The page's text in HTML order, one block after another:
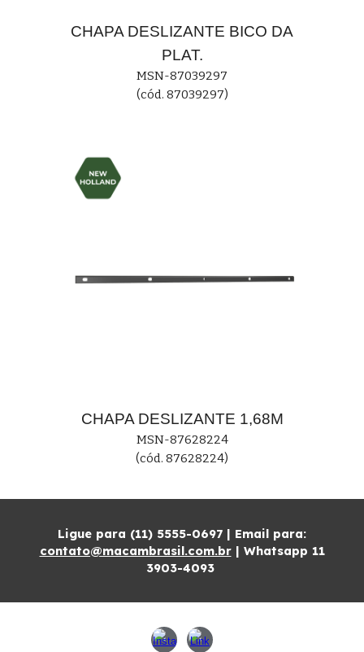
CHAPA DESLIZANTE BICO DA
PLAT.
MSN-87039297
(cód. 87039297)
CHAPA DESLIZANTE 1,68M
MSN-87628224
(cód. 87628224)
Ligue para (11) 5555-0697 | Email para:
contato@macambrasil.com.br | Whatsapp 11
3903-4093